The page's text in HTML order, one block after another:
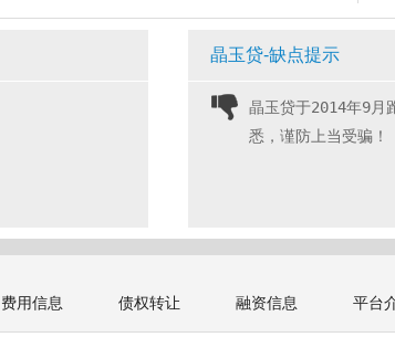
晶玉贷-缺点提示
晶玉贷于2014年9月
悉，谨防上当受骗！
费用信息 债权转让 融资信息 平台